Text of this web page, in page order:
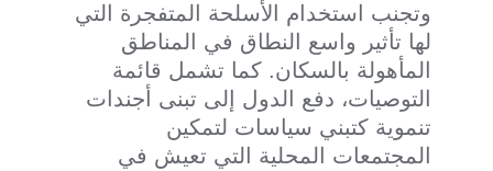
وتجنب استخدام الأسلحة المتفجرة التي
لها تأثير واسع النطاق في المناطق
المأهولة بالسكان. كما تشمل قائمة
التوصيات، دفع الدول إلى تبنى أجندات
تنموية كتبني سياسات لتمكين
المجتمعات المحلية التي تعيش في